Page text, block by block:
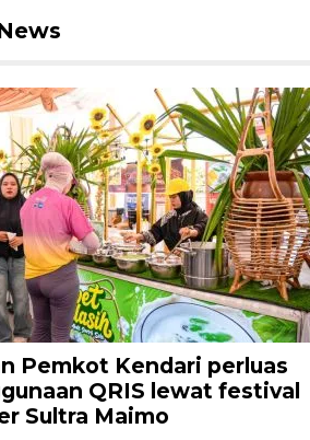
Pemkot Kendari perluas
QRIS lewat festival
Sultra Maimo